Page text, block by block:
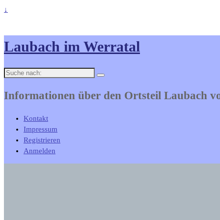
↓
Laubach im Werratal
Suche
Informationen über den Ortsteil Laubach
Kontakt
Impressum
Registrieren
Anmelden